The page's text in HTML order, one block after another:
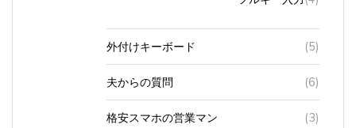
外付けキーボード (5)
夫からの質問 (6)
格安スマホの営業マン (3)